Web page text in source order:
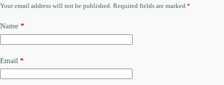
Your email address will not be published. Required fields are marked *
Name *
Email *